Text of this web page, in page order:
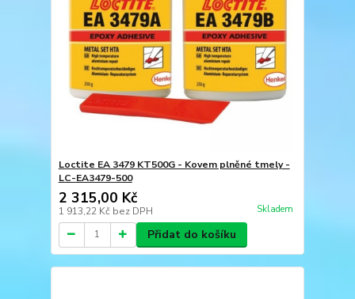
Loctite EA 3479 KT500G - Kovem plněné tmely -
LC-EA3479-500
2 315,00 Kč
1 913,22 Kč bez DPH Skladem
Přidat do košíku